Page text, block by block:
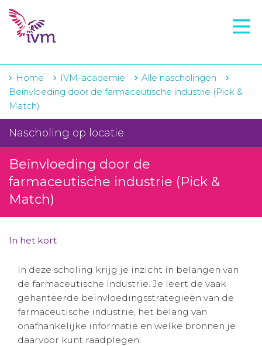
VMI
IVM-academie
Zorginstellingen
Projecten
Over IVM
Actueel
Aanmelden nieuwsbrief
Inloggen
Home IVM-academie
Alle nascholingen
Beïnvloeding door de farmaceutische industrie (Pick &
Match)
Nascholing op locatie
Beïnvloeding door de
farmaceutische industrie (Pick &
Match)
In het kort
In deze scholing krijg je inzicht in belangen van
de farmaceutische industrie. Je leert de vaak
gehanteerde beïnvloedingsstrategieën van de
farmaceutische industrie, het belang van
onafhankelijke informatie en welke bronnen je
daarvoor kunt raadplegen.